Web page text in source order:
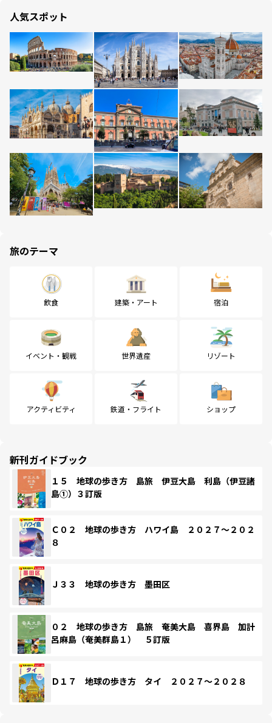
人気スポット
旅のテーマ
飲食 建築・アート 宿泊
イベント・観戦 世界遺産 リゾート
アクティビティ 鉄道・フライト ショップ
新刊ガイドブック
１５ 地球の歩き方 島旅 伊豆大島 利島（伊豆諸
島①）３訂版
Ｃ０２ 地球の歩き方 ハワイ島 ２０２７～２０２
８
Ｊ３３ 地球の歩き方 墨田区
０２ 地球の歩き方 島旅 奄美大島 喜界島 加計
呂麻島（奄美群島１） ５訂版
Ｄ１７ 地球の歩き方 タイ ２０２７～２０２８